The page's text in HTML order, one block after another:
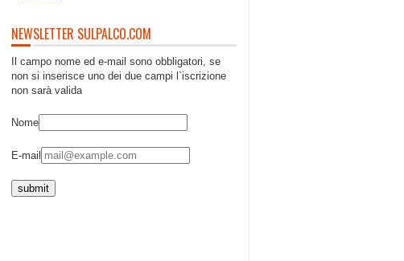
NEWSLETTER SULPALCO.COM
Il campo nome ed e-mail sono obbligatori, se
non si inserisce uno dei due campi l`iscrizione
non sarà valida
Nome
E-mail